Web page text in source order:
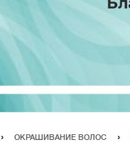
ОКРАШИВАНИЕ ВОЛОС